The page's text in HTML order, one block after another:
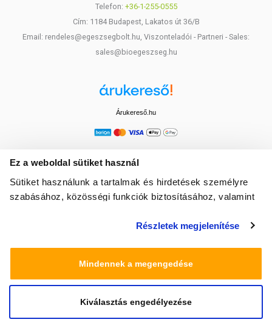
Ez a weboldal sütiket használ
Sütiket használunk a tartalmak és hirdetések személyre
szabásához, közösségi funkciók biztosításához, valamint
média-, hirdető- és elemező partnereinkkel megosztjuk az
amelyeket Ön adott meg számukra vagy az Ön által
használt más szolgáltatásokból gyűjtöttek.
Részletek megjelenítése
Mindennek a megengedése
Kiválasztás engedélyezése
Telefon: +36-1-255-0555
Cím: 1184 Budapest, Lakatos út 36/B
Email: rendeles@egeszsegbolt.hu, Viszonteladói - Partneri - Sales:
sales@bioegeszseg.hu
Árukereső.hu